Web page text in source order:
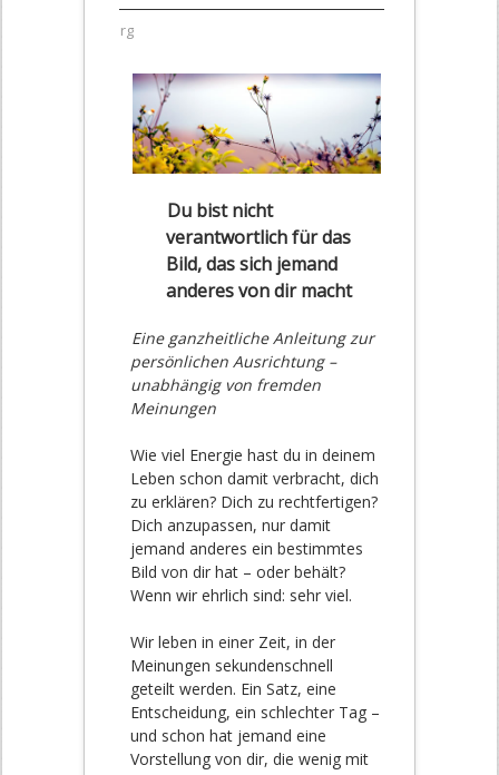
rg
Du bist nicht
verantwortlich für das
Bild, das sich jemand
anderes von dir macht
Eine ganzheitliche Anleitung zur
persönlichen Ausrichtung –
unabhängig von fremden
Meinungen
Wie viel Energie hast du in deinem
Leben schon damit verbracht, dich
zu erklären? Dich zu rechtfertigen?
Dich anzupassen, nur damit
jemand anderes ein bestimmtes
Bild von dir hat – oder behält?
Wenn wir ehrlich sind: sehr viel.
Wir leben in einer Zeit, in der
Meinungen sekundenschnell
geteilt werden. Ein Satz, eine
Entscheidung, ein schlechter Tag –
und schon hat jemand eine
Vorstellung von dir, die wenig mit